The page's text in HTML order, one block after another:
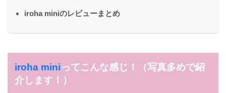
iroha miniのレビューまとめ
iroha miniってこんな感じ！（写真多めで紹
介します！）